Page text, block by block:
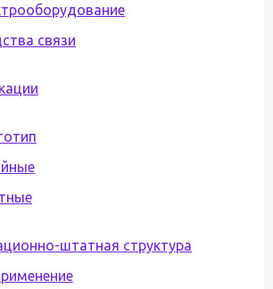
связи
штатная структура